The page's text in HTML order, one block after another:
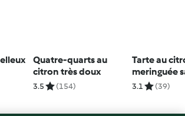
Quatre-quarts au
citron très doux
3.5 (154)
Tarte au
meringuée
3.1 (39)